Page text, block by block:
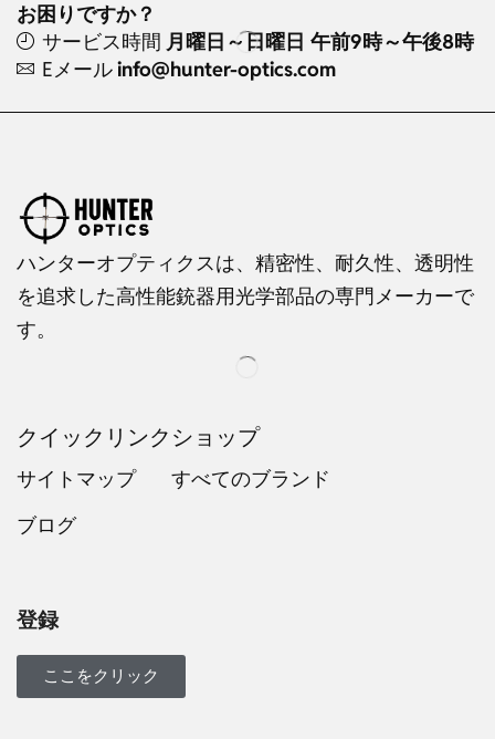
お困りですか？
サービス時間 月曜日～日曜日 午前9時～午後8時
Eメールinfo@hunter-optics.com
ハンターオプティクスは、精密性、耐久性、透明性
を追求した高性能銃器用光学部品の専門メーカーで
す。
クイックリンク
サイトマップ
ブログ
ショップ
すべてのブランド
登録
ここをクリック